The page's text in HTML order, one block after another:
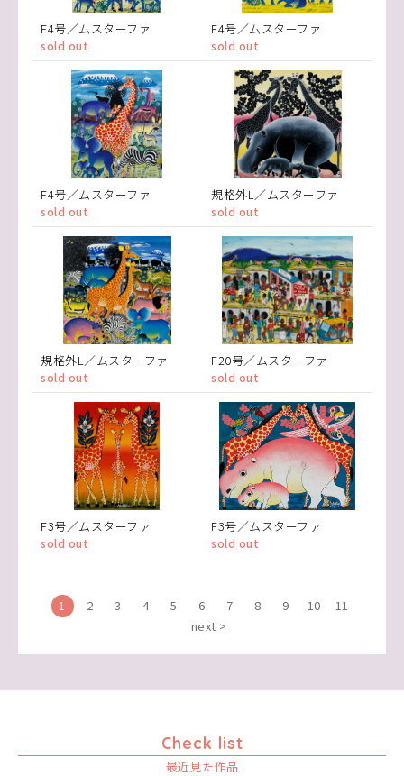
F4号／ムスターファ
sold out
F4号／ムスターファ
sold out
F4号／ムスターファ
sold out
規格外L／ムスターファ
sold out
規格外L／ムスターファ
sold out
F20号／ムスターファ
sold out
F3号／ムスターファ
sold out
F3号／ムスターファ
sold out
1 2 3 4 5 6 7 8 9 10
11
next >
Check list
最近見た作品